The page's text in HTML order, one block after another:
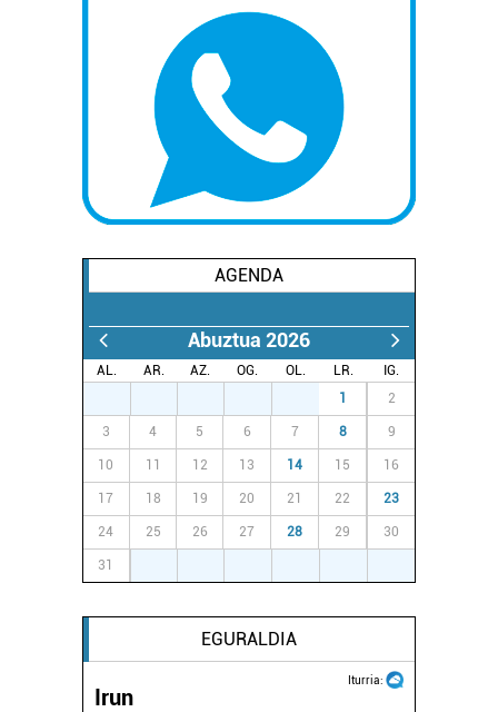
AGENDA
Abuztua 2026
AL. AR. AZ. OG. OL. LR.
IG.
1 2
3 4 5 6 7 8 9
10 11 12 13 14 15 16
17 18 19 20 21 22 23
24 25 26 27 28 29 30
31
EGURALDIA
Iturria:
Irun